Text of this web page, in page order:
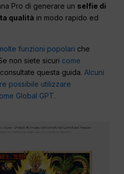
Pro di generare un selfie di
qualità in modo rapido ed
funzioni popolari che
non siete sicuri come
, consultate questa guida.Alcuni
possibile utilizzare
Global GPT.